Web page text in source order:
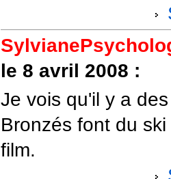
le 8 avril 2008 :
Je vois qu'il y a
Bronzés font du
film.